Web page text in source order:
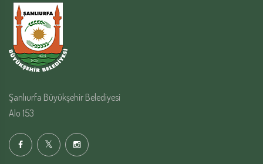
Şanlıurfa Büyükşehir Belediyesi
Alo 153